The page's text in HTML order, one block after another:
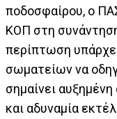
ποδοσφαίρου, ο
ΚΟΠ στη
περίπτωση
σωματείων να
σημαίνει
και αδυναμία